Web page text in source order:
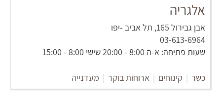
אלגריה
אבן גבירול 165, תל אביב -יפו
03-613-6964
שעות פתיחה: א-ה 8:00 - 20:00 שישי 8:00 - 15:00
כשר | קינוחים | ארוחות בוקר | מעדנייה